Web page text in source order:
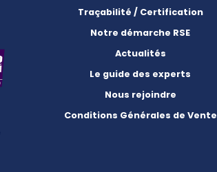
Traçabilité / Certification
Notre démarche RSE
Actualités
Le guide des experts
Nous rejoindre
Conditions Générales de Vente